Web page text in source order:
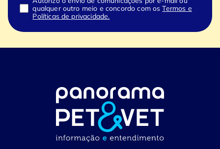
qualquer outro meio e concordo com osTermos e
Políticas de privacidade.